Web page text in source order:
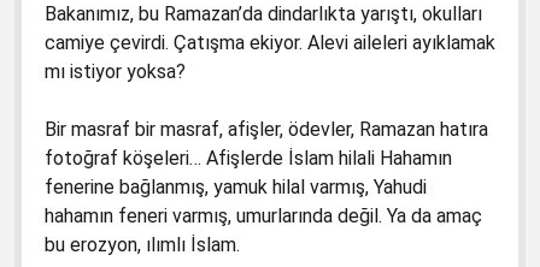
2016-2017 Türkçe 4 Kitabının Kapağında
Atatürk Yerlerde
Kabede Petrol Tankerleri
Türkçe-1’de Beberobo ve Siberton Kilise
Reklamları
4. Sınıf Türkçe Dava Dilekçesi
5. Sınıf İngilizce Dava Dilekçesi
2. Sınıf İngilizce Hataları Düzeltilmiştir Diyen
MEB’e Teslim Tutanağı
İngilizce 2. Sınıf TTK Başkanından Tubitak’a
Gönderilen Hata Tespit Raporu
Bakanımız, bu Ramazan’da dindarlıkta yarıştı, okulları
camiye çevirdi. Çatışma ekiyor. Alevi aileleri ayıklamak
mı istiyor yoksa?
Bir masraf bir masraf, afişler, ödevler, Ramazan hatıra
fotoğraf köşeleri… Afişlerde İslam hilali Hahamın
fenerine bağlanmış, yamuk hilal varmış, Yahudi
hahamın feneri varmış, umurlarında değil. Ya da amaç
bu erozyon, ılımlı İslam.